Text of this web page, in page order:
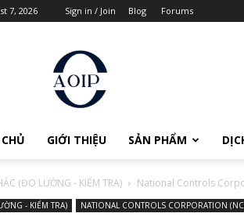
7, 2026 Sign in / Join Blog Forums
GIỚI THIỆU SẢN PHẨM
(ĐO LƯỜNG - KIỂM TRA) National Controls
- KIỂM TRA) NATIONAL CONTROLS CORPORATION